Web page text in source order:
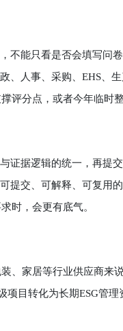
能只看是否会填写问
、人事、采购、EHS、
评分点，或者今年临时
据逻辑的统一，再提
提交、可解释、可复用
时，会更有底气。
家居等行业供应商来
项目转化为长期ESG管